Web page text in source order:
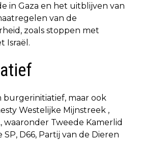
in Gaza en het uitblijven van
van de
zoals stoppen met
Israël.
burgerinitiatief, maar ook
Westelijke Mijnstreek ,
waaronder Tweede Kamerlid
SP, D66, Partij van de Dieren